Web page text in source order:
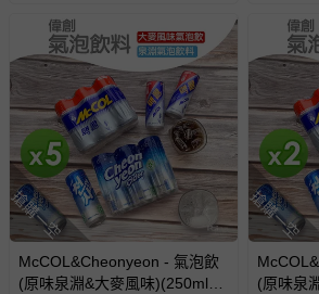
搶購一空
McCOL&Cheonyeon - 氣泡飲
(原味泉淵&大麥風味)(250mlx6
搶購一空
(原味泉